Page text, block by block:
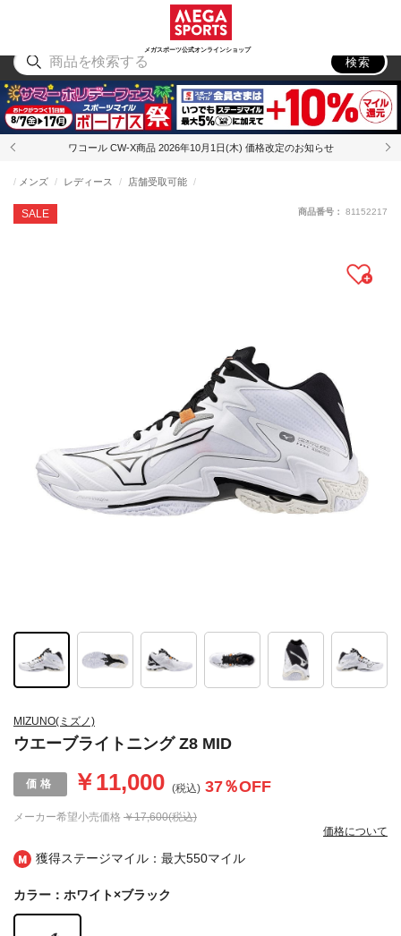
メガスポーツ公式オンラインショップ
アウトドア
検索
ワコール CW-X商品 2026年10月1日(木) 価格改定のお知らせ
獲得ステージマイル：最大550マイル
MIZUNO(ミズノ)
ウエーブライトニング Z8 MID
SALE
メンズ レディース 店舗受取可能
メーカー希望小売価格 ￥17,600(税込)
￥11,000 (税込) 37％OFF
価格について
商品番号： 81152217
カラー：ホワイト×ブラック